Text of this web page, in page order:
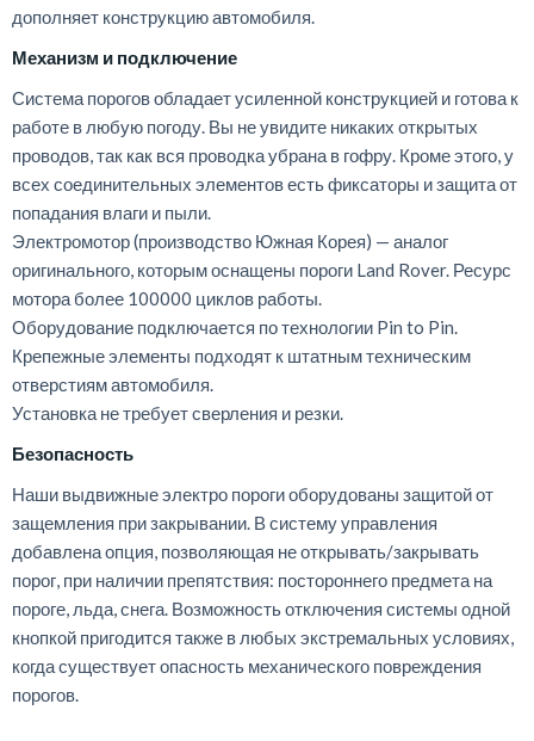
дополняет конструкцию автомобиля.
Механизм и подключение
Система пороговобладаетусиленной конструкцией и готова к
работе в любую погоду. Вы неувидите никаких открытых
проводов,так как вся проводкаубрана в гофру. Кромеэтого,у
всех соединительных элементовестьфиксаторы изащитаот
попадания влаги и пыли.
Электромотор(производство Южная Корея) — аналог
оригинального, которымоснащены пороги Land Rover. Ресурс
мотора более 100000 циклов работы.
Оборудование подключается потехнологии Pin to Pin.
Крепежныеэлементы подходят к штатнымтехническим
отверстиямавтомобиля.
Установка нетребуетсверления и резки.
Безопасность
Наши выдвижныеэлектро порогиоборудованы защитойот
защемления призакрывании. Всистемууправления
добавленаопция, позволяющая неоткрывать/закрывать
порог, при наличии препятствия: постороннего предмета на
пороге, льда,снега. Возможностьотключения системы одной
кнопкой пригодится также в любых экстремальных условиях,
когдасуществуетопасность механического повреждения
порогов.